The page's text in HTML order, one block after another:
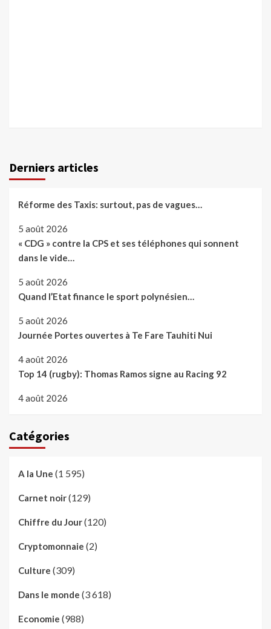
Derniers articles
Réforme des Taxis: surtout, pas de vagues…
5 août 2026
« CDG » contre la CPS et ses téléphones qui sonnent
dans le vide…
5 août 2026
Quand l’Etat finance le sport polynésien…
5 août 2026
Journée Portes ouvertes à Te Fare Tauhiti Nui
4 août 2026
Top 14 (rugby): Thomas Ramos signe au Racing 92
4 août 2026
Catégories
A la Une (1 595)
Carnet noir(129)
Chiffre du Jour(120)
Cryptomonnaie (2)
Culture (309)
Dans le monde (3 618)
Economie (988)